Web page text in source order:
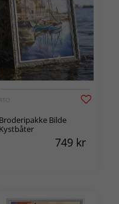
RTO
Broderipakke Bilde
Kystbåter
749 kr